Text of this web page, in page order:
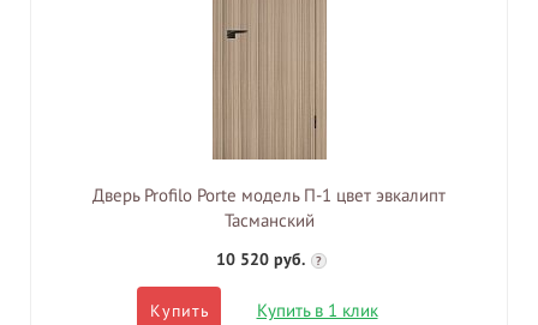
Дверь Profilo Porte модель П-1 цвет эвкалипт
Тасманский
10 520 руб. ?
Купить Купить в 1 клик